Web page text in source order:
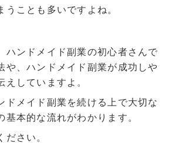
うことも多いですよね。
ハンドメイド副業の初心者さんで
や、ハンドメイド副業が成功しや
えしていますよ。
ドメイド副業を続ける上で大切な
基本的な流れがわかります。
ださい。